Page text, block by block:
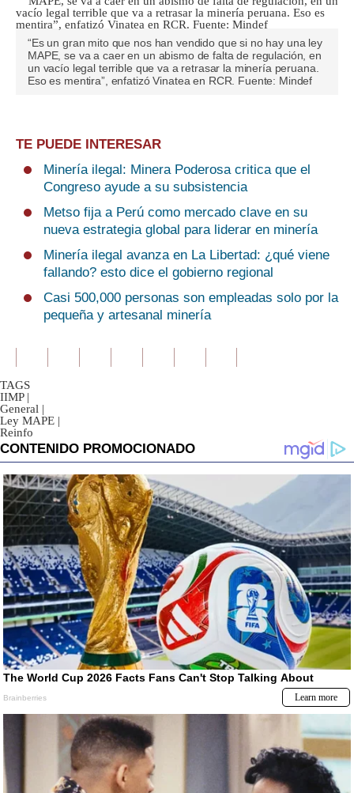
“Es un gran mito que nos han vendido que si no hay una ley
MAPE, se va a caer en un abismo de falta de regulación, en
un vacío legal terrible que va a retrasar la minería peruana.
Eso es mentira”, enfatizó Vinatea en RCR. Fuente: Mindef
TE PUEDE INTERESAR
Minería ilegal: Minera Poderosa critica que el
Congreso ayude a su subsistencia
Metso fija a Perú como mercado clave en su
nueva estrategia global para liderar en minería
Minería ilegal avanza en La Libertad: ¿qué viene
fallando? esto dice el gobierno regional
Casi 500,000 personas son empleadas solo por la
pequeña y artesanal minería
TAGS
IIMP |
General |
Ley MAPE |
Reinfo